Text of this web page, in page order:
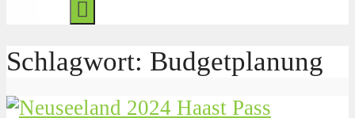
Schlagwort: Budgetplanung